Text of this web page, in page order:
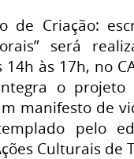
de Criação:
será
às 17h, no
o projeto
manifesto de
pelo
Culturais de